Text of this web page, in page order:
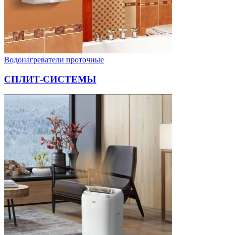
Водонагреватели проточные
СПЛИТ-СИСТЕМЫ